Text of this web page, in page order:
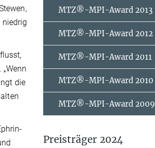
niedrig
die
MTZ®-MPI-Award 2013
MTZ®-MPI-Award 2012
MTZ®-MPI-Award 2011
MTZ®-MPI-Award 2010
MTZ®-MPI-Award 2009
Preisträger 2024